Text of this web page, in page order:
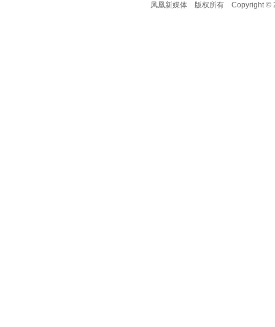
凤凰新媒体
版权所有 Copyright ©